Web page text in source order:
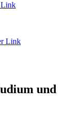
Link
Link
und